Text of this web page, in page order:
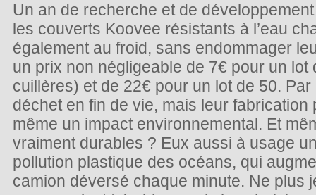
Un an de recherche et de
les couverts Koovee résistants à l’eau
également au froid, sans endommager
un prix non négligeable de 7€ pour un
cuillères) et de 22€ pour un lot de 50.
déchet en fin de vie, mais leur
même un impact environnemental. Et
vraiment durables ? Eux aussi à usage
pollution plastique des océans, qui
camion déversé chaque minute. Ne plus